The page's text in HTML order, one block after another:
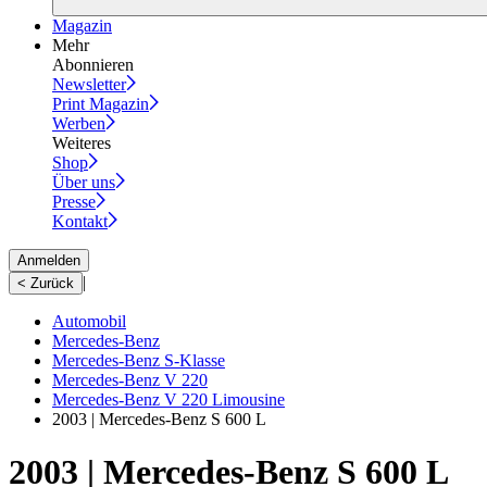
Magazin
Mehr
Abonnieren
Newsletter
Print Magazin
Werben
Weiteres
Shop
Über uns
Presse
Kontakt
Anmelden
< Zurück
|
Automobil
Mercedes-Benz
Mercedes-Benz S-Klasse
Mercedes-Benz V 220
Mercedes-Benz V 220 Limousine
2003 | Mercedes-Benz S 600 L
2003 | Mercedes-Benz S 600 L